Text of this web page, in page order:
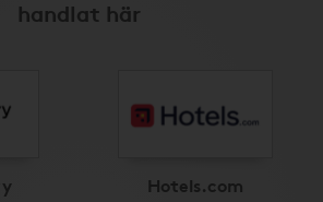
handlat här
Hotels.com